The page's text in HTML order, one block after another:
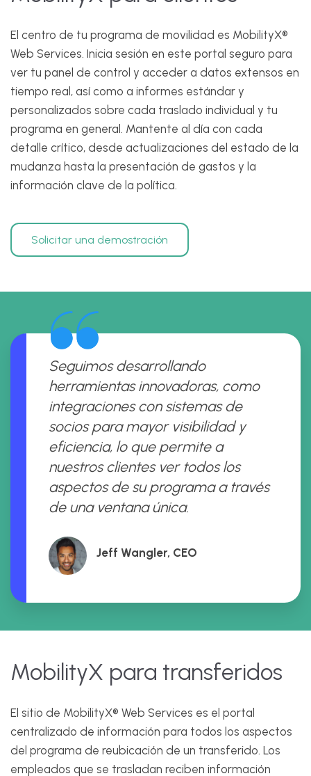
El centro de tu programa de movilidad es MobilityX®
Web Services. Inicia sesión en este portal seguro para
ver tu panel de control y acceder a datos extensos en
tiempo real, así como a informes estándar y
personalizados sobre cada traslado individual y tu
programa en general. Mantente al día con cada
detalle crítico, desde actualizaciones del estado de la
mudanza hasta la presentación de gastos y la
información clave de la política.
Solicitar una demostración
Seguimos desarrollando
herramientas innovadoras, como
integraciones con sistemas de
socios para mayor visibilidad y
eficiencia, lo que permite a
nuestros clientes ver todos los
aspectos de su programa a través
de una ventana única.
Jeff Wangler, CEO
MobilityX para transferidos
El sitio de MobilityX® Web Services es el portal
centralizado de información para todos los aspectos
del programa de reubicación de un transferido. Los
empleados que se trasladan reciben información